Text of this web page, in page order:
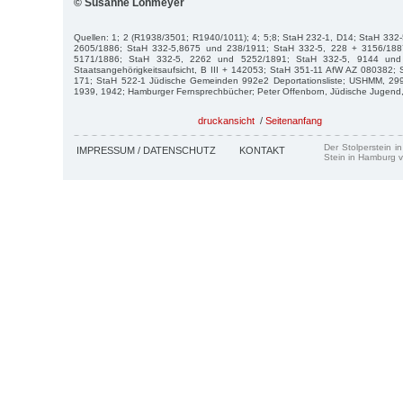
Quellen: 1; 2 (R1938/3501; R1940/1011); 4; 5;8; StaH 232-1, D14; StaH
2605/1886; StaH 332-5,8675 und 238/1911; StaH 332-5, 228 + 3156/
5171/1886; StaH 332-5, 2262 und 5252/1891; StaH 332-5, 9144
Staatsangehörigkeitsaufsicht, B III + 142053; StaH 351-11 AfW AZ 080382;
171; StaH 522-1 Jüdische Gemeinden 992e2 Deportationsliste; USHMM,
1939, 1942; Hamburger Fernsprechbücher; Peter Offenborn, Jüdische
druckansicht / Seitenanfang
IMPRESSUM / DATENSCHUTZ KONTAKT
Der Stolperstein
Stein in Hamburg